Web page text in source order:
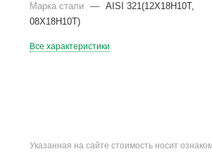
Марка стали
—
AISI 321(12Х18Н10Т,
08Х18Н10Т)
Все характеристики
Указанная на сайте стоимость носит